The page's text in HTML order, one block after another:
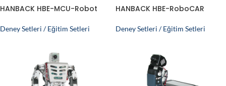
HANBACK HBE-MCU-Robot
Deney Setleri / Eğitim Setleri
HANBACK HBE-RoboCAR
Deney Setleri / Eğitim Setleri